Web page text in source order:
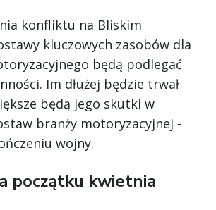
konfliktu na Bliskim
kluczowych zasobów dla
będą podlegać
Im dłużej będzie trwał
będą jego skutki w
branży motoryzacyjnej -
wojny.
początku kwietnia